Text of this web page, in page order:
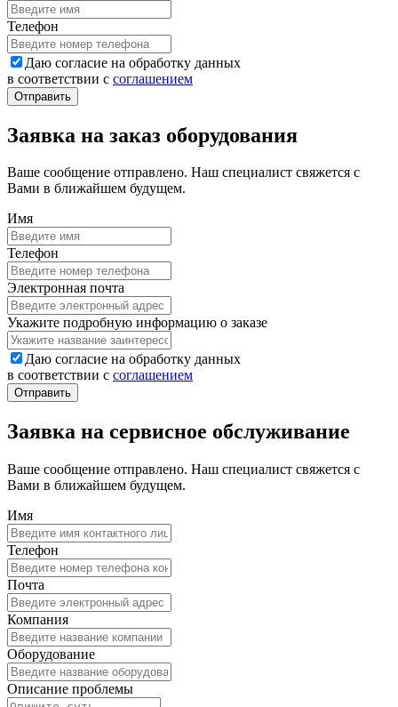
Телефон
Даю согласие на обработку данных
в соответствии с соглашением
Заявка на заказ оборудования
Ваше сообщение отправлено. Наш специалист свяжется с
Вами в ближайшем будущем.
Имя
Телефон
Электронная почта
Укажите подробную информацию о заказе
Даю согласие на обработку данных
в соответствии с соглашением
Заявка на сервисное обслуживание
Ваше сообщение отправлено. Наш специалист свяжется с
Вами в ближайшем будущем.
Имя
Телефон
Почта
Компания
Оборудование
Описание проблемы